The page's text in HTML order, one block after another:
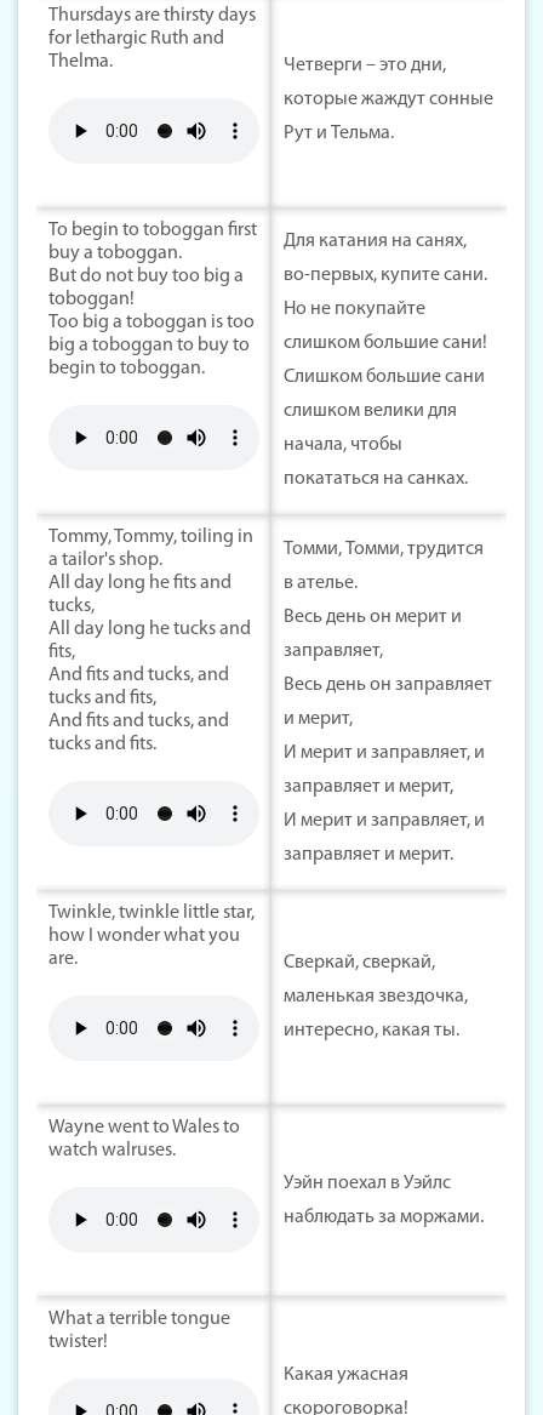
Thursdays are thirsty days
for lethargic Ruth and
Thelma.
Четверги – это дни,
которые жаждут сонные
Рут и Тельма.
To begin to toboggan first
buy a toboggan.
But do not buy too big a
toboggan!
Too big a toboggan is too
big a toboggan to buy to
begin to toboggan.
Для катания на санях,
во-первых, купите сани.
Но не покупайте
слишком большие сани!
Слишком большие сани
слишком велики для
начала, чтобы
покататься на санках.
Tommy, Tommy, toiling in
a tailor's shop.
All day long he fits and
tucks,
All day long he tucks and
fits,
And fits and tucks, and
tucks and fits,
And fits and tucks, and
tucks and fits.
Томми, Томми, трудится
в ателье.
Весь день он мерит и
заправляет,
Весь день он заправляет
и мерит,
И мерит и заправляет, и
заправляет и мерит,
И мерит и заправляет, и
заправляет и мерит.
Twinkle, twinkle little star,
how I wonder what you
are.
Сверкай, сверкай,
маленькая звездочка,
интересно, какая ты.
Wayne went to Wales to
watch walruses.
Уэйн поехал в Уэйлс
наблюдать за моржами.
What a terrible tongue
twister!
Какая ужасная
скороговорка!